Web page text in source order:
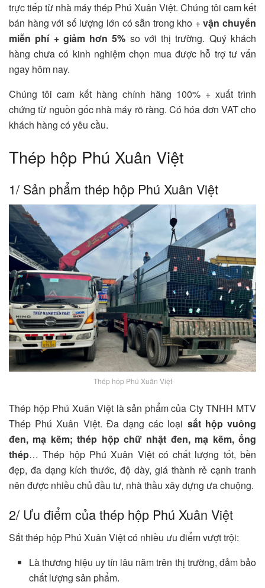
trực tiếp từ nhà máy thép Phú Xuân Việt. Chúng tôi cam kết
bán hàng với số lượng lớn có sẵn trong kho +vận chuyển
miễn phí + giảm hơn 5% so với thị trường. Quý khách
hàng chưa có kinh nghiệm chọn mua được hỗ trợ tư vấn
ngay hôm nay.
Chúng tôi cam kết hàng chính hãng 100% + xuất trình
chứng từ nguồn gốc nhà máy rõ ràng. Có hóa đơn VAT cho
khách hàng có yêu cầu.
Thép hộp Phú Xuân Việt
1/ Sản phẩm thép hộp Phú Xuân Việt
Thép hộp Phú Xuân Việt
Thép hộp Phú Xuân Việt là sản phẩm của Cty TNHH MTV
Thép Phú Xuân Việt. Đa dạng các loại sắt hộp vuông
đen, mạ kẽm; thép hộp chữ nhật đen, mạ kẽm, ống
thép… Thép hộp Phú Xuân Việt có chất lượng tốt, bền
đẹp, đa dạng kích thước, độ dày, giá thành rẻ cạnh tranh
nên được nhiều chủ đầu tư, nhà thầu xây dựng ưa chuộng.
2/ Ưu điểm của thép hộp Phú Xuân Việt
Sắt thép hộp Phú Xuân Việt có nhiều ưu điểm vượt trội:
Là thương hiệu uy tín lâu năm trên thị trường, đảm bảo
chất lượng sản phẩm.